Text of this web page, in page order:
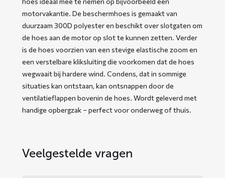
motorvakantie. De beschermhoes is gemaakt van
duurzaam 300D polyester en beschikt over slotgaten om
de hoes aan de motor op slot te kunnen zetten. Verder
is de hoes voorzien van een stevige elastische zoom en
een verstelbare kliksluiting die voorkomen dat de hoes
wegwaait bij hardere wind. Condens, dat in sommige
situaties kan ontstaan, kan ontsnappen door de
ventilatieflappen bovenin de hoes. Wordt geleverd met
handige opbergzak – perfect voor onderweg of thuis. ​
Veelgestelde vragen